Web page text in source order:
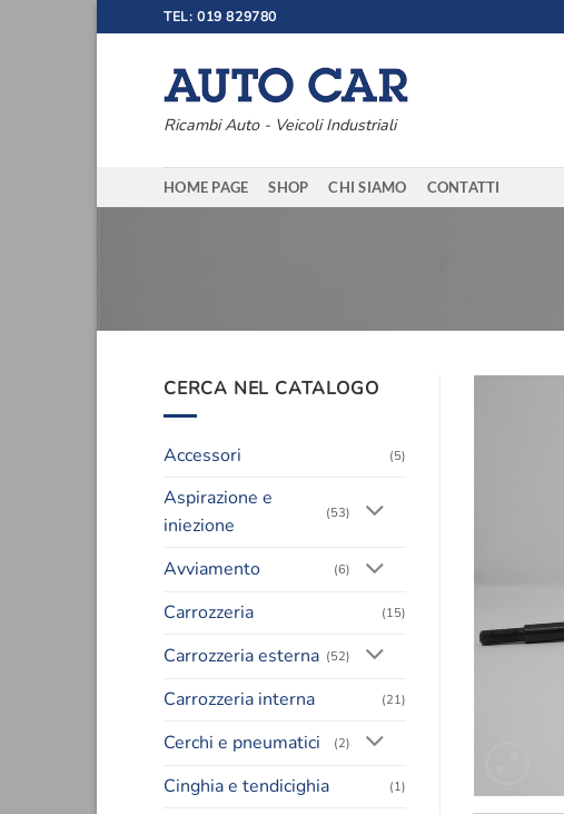
ai
TEL: 019 829780
Ricambi Auto - Veicoli Industriali
HOME PAGE SHOP CHI SIAMO CONTATTI
CERCA NEL CATALOGO
Accessori (5)
Aspirazione e
iniezione
(53)
Avviamento (6)
Carrozzeria (15)
Carrozzeria esterna (52)
Carrozzeria interna (21)
Cerchi e pneumatici (2)
Cinghia e tendicighia (1)